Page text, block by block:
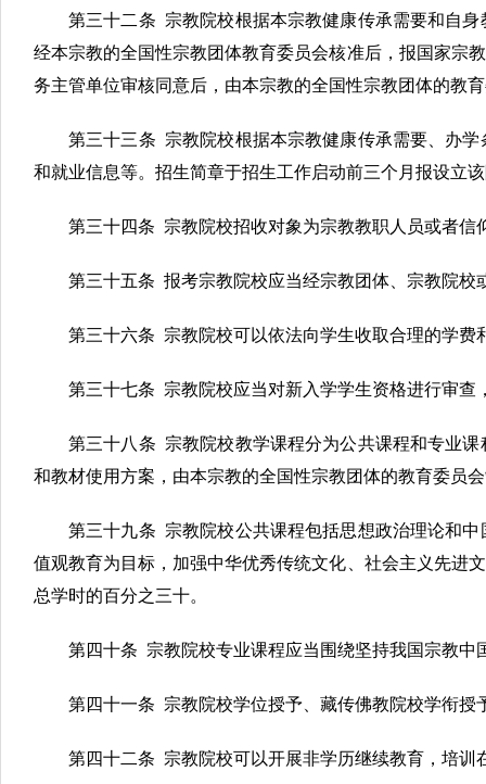
第三十二条 宗教院校根据本宗教健康传承需要和自
经本宗教的全国性宗教团体教育委员会核准后，报国家宗
务主管单位审核同意后，由本宗教的全国性宗教团体的教
第三十三条 宗教院校根据本宗教健康传承需要、办
和就业信息等。招生简章于招生工作启动前三个月报设立
第三十四条 宗教院校招收对象为宗教教职人员或者
第三十五条 报考宗教院校应当经宗教团体、宗教院
第三十六条 宗教院校可以依法向学生收取合理的学
第三十七条 宗教院校应当对新入学学生资格进行审
第三十八条 宗教院校教学课程分为公共课程和专业
和教材使用方案，由本宗教的全国性宗教团体的教育委员
第三十九条 宗教院校公共课程包括思想政治理论和
值观教育为目标，加强中华优秀传统文化、社会主义先进
总学时的百分之三十。
第四十条 宗教院校专业课程应当围绕坚持我国宗教
第四十一条 宗教院校学位授予、藏传佛教院校学衔授
第四十二条 宗教院校可以开展非学历继续教育，培训